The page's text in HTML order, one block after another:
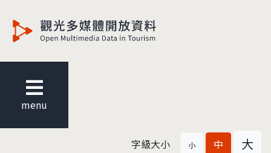
menu
字級大小 小 中 大